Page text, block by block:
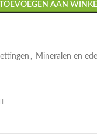
TOEVOEGEN AAN
, Mineralen en